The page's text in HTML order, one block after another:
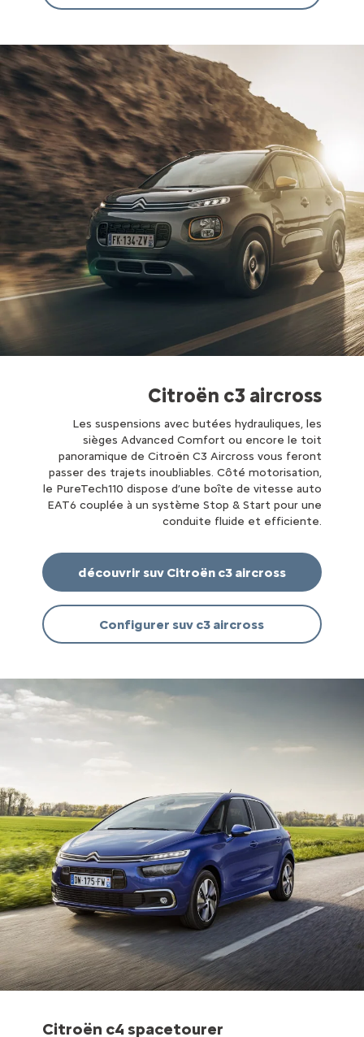
Citroën c3 aircross
Les suspensions avec butées hydrauliques, les
sièges Advanced Comfort ou encore le toit
panoramique de Citroën C3 Aircross vous feront
passer des trajets inoubliables. Côté motorisation,
le PureTech110 dispose d’une boîte de vitesse auto
EAT6 couplée à un système Stop & Start pour une
conduite fluide et efficiente.
découvrir suv Citroën c3 aircross
Configurer suv c3 aircross
Citroën c4 spacetourer